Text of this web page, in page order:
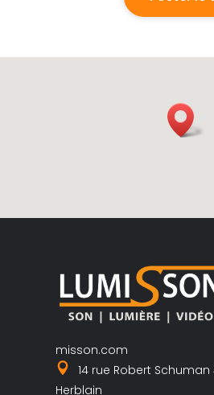
misson.com
14 rue Robert
Herblain